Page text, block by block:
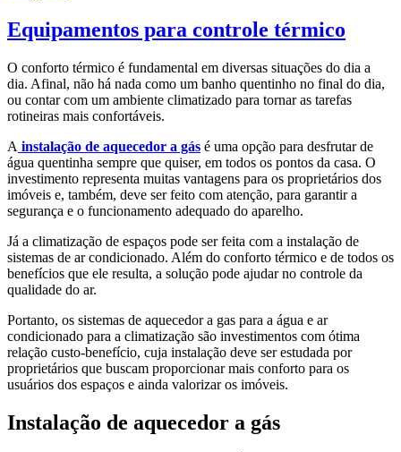
Equipamentos para controle térmico
O conforto térmico é fundamental em diversas situações do dia a
dia. Afinal, não há nada como um banho quentinho no final do dia,
ou contar com um ambiente climatizado para tornar as tarefas
rotineiras mais confortáveis.
A instalação de aquecedor a gás é uma opção para desfrutar de
água quentinha sempre que quiser, em todos os pontos da casa. O
investimento representa muitas vantagens para os proprietários dos
imóveis e, também, deve ser feito com atenção, para garantir a
segurança e o funcionamento adequado do aparelho.
Já a climatização de espaços pode ser feita com a instalação de
sistemas de ar condicionado. Além do conforto térmico e de todos os
benefícios que ele resulta, a solução pode ajudar no controle da
qualidade do ar.
Portanto, os sistemas de aquecedor a gas para a água e ar
condicionado para a climatização são investimentos com ótima
relação custo-benefício, cuja instalação deve ser estudada por
proprietários que buscam proporcionar mais conforto para os
usuários dos espaços e ainda valorizar os imóveis.
Instalação de aquecedor a gás